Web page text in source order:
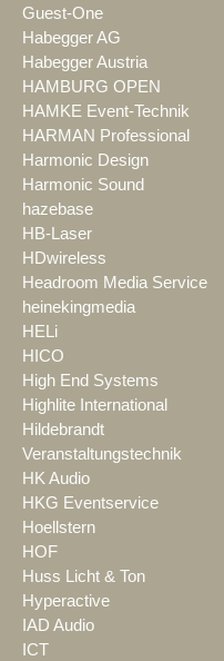
Guest-One
Habegger AG
Habegger Austria
HAMBURG OPEN
HAMKE Event-Technik
HARMAN Professional
Harmonic Design
Harmonic Sound
hazebase
HB-Laser
HDwireless
Headroom Media Service
heinekingmedia
HELi
HICO
High End Systems
Highlite International
Hildebrandt
Veranstaltungstechnik
HK Audio
HKG Eventservice
Hoellstern
HOF
Huss Licht & Ton
Hyperactive
IAD Audio
ICT